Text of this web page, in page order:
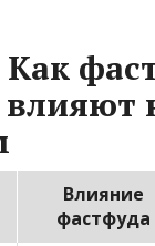
влияют
Влияние
фастфуда